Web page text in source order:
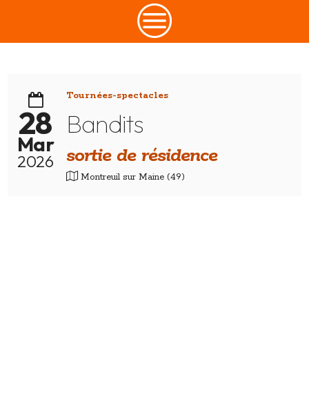
CONTACT
28
Mar
2026
Tournées-spectacles
Bandits
sortie de résidence
Montreuil sur Maine (49)